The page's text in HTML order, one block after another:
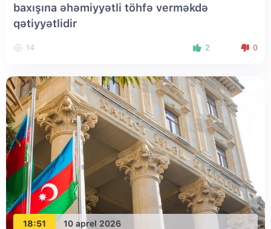
baxışına əhəmiyyətli töhfə verməkdə
qətiyyətlidir
14 2 0
18:51 10 aprel 2026